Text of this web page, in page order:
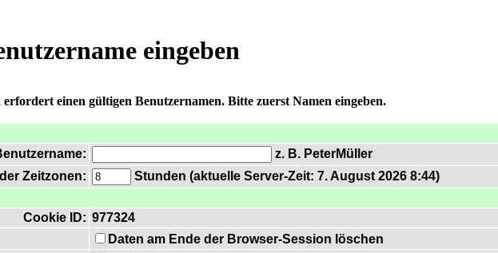
eingeben
einen gültigen Benutzernamen. Bitte zuerst Namen eingeben.
z. B. PeterMüller
Zeitzonen:
Stunden (aktuelle Server-Zeit: 7. August 2026 8:44)
Cookie ID: 977324
Daten am Ende der Browser-Session löschen